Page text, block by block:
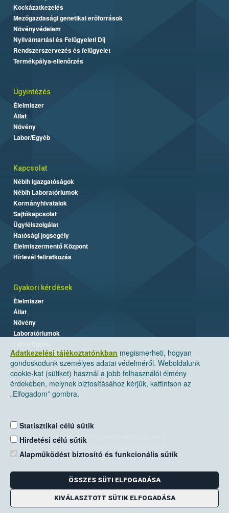
Adatkezelési tájékoztatónkban megismerheti, hogyan
gondoskodunk személyes adatai védelméről. Weboldalunk
cookie-kat (sütiket) használ a jobb felhasználói élmény
érdekében, melynek biztosításához kérjük, kattintson az
„Elfogadom” gombra.
Statisztikai célú sütik
Hirdetési célú sütik
Alapműködést biztosító és funkcionális sütik
ÖSSZES SÜTI ELFOGADÁSA
KIVÁLASZTOTT SÜTIK ELFOGADÁSA
Kockázatkezelés
Mezőgazdasági genetikai erőforrások
Növényvédelem
Nyilvántartási és Felügyeleti Díj
Rendszerszervezés és felügyelet
Termékpálya-ellenőrzés
Ügyintézés
Élelmiszer
Állat
Növény
Labor/Egyéb
Kapcsolat
Nébih Igazgatóságok
Nébih Laboratóriumok
Kormányhivatalok
Sajtókapcsolat
Ügyfélszolgálat
Hatósági jogsegély
Élelmiszermentő Központ
Hírlevél feliratkozás
Gyakori kérdések
Élelmiszer
Állat
Növény
Laboratóriumok
Nemzeti Élelmiszerlánc-biztonsági Hivatal
Levelezési cím: 1525 Budapest. Pf. 30.
E-mail:ugyfelszolgalat@nebih.gov.hu
Zöld szám: 06-80/263-244
Telefon: 06-1/ 336-9000